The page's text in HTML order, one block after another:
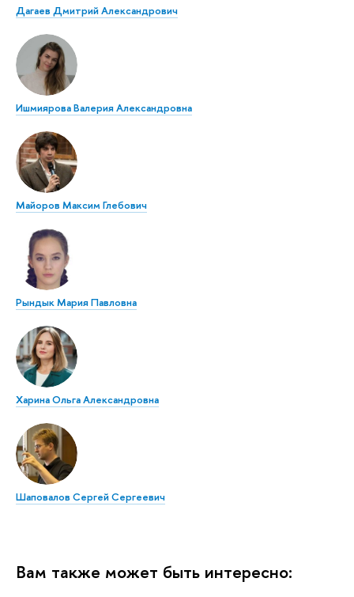
Дагаев Дмитрий Александрович
Ишмиярова Валерия Александровна
Майоров Максим Глебович
Рындык Мария Павловна
Харина Ольга Александровна
Шаповалов Сергей Сергеевич
Вам также может быть интересно: